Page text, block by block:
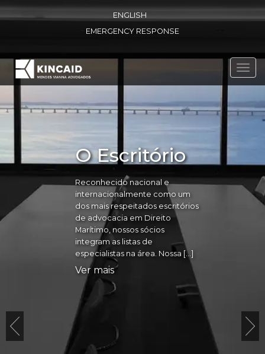
ENGLISH
EMERGENCY RESPONSE
O Escritório
Reconhecido nacional e
internacionalmente como um
dos mais respeitados escritórios
de advocacia em Direito
Marítimo, nossos sócios
integram as listas de
especialistas na área. Nossa […]
Ver mais